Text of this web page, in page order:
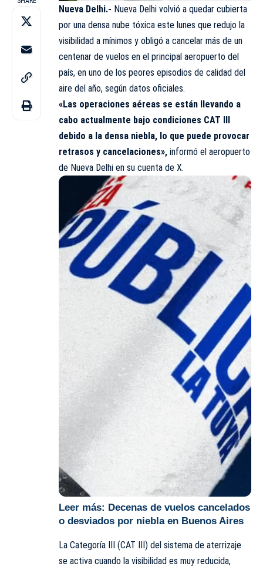
Nueva Delhi.- Nueva Delhi volvió a quedar cubierta
por una densa nube tóxica este lunes que redujo la
visibilidad a mínimos y obligó a cancelar más de un
centenar de vuelos en el principal aeropuerto del
país, en uno de los peores episodios de calidad del
aire del año, según datos oficiales.
«Las operaciones aéreas se están llevando a
cabo actualmente bajo condiciones CAT III
debido a la densa niebla, lo que puede provocar
retrasos y cancelaciones», informó el aeropuerto
de Nueva Delhi en su cuenta de X.
Leer más: Decenas de vuelos cancelados
o desviados por niebla en Buenos Aires
La Categoría III (CAT III) del sistema de aterrizaje
se activa cuando la visibilidad es muy reducida,